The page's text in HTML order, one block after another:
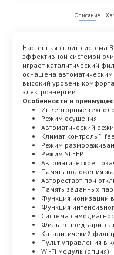
Описание
Настенная сплит-система
эффективной системой
играет каталитический
оснащена
высокий уровень
электроэнергии.
Особенности и
Инверторные
Режим осушения
Автоматический
Климат контроль "I
Режим
Режим SLEEP
Автоматическое
Память положения
Авторестарт при
Память заданных
Функция ионизации
Функция
Система
Фильтр
Каталитичекий
Пульт управления в
Wi-Fi модуль (опция)